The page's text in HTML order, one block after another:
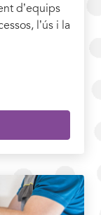
d’equips
l’ús i la